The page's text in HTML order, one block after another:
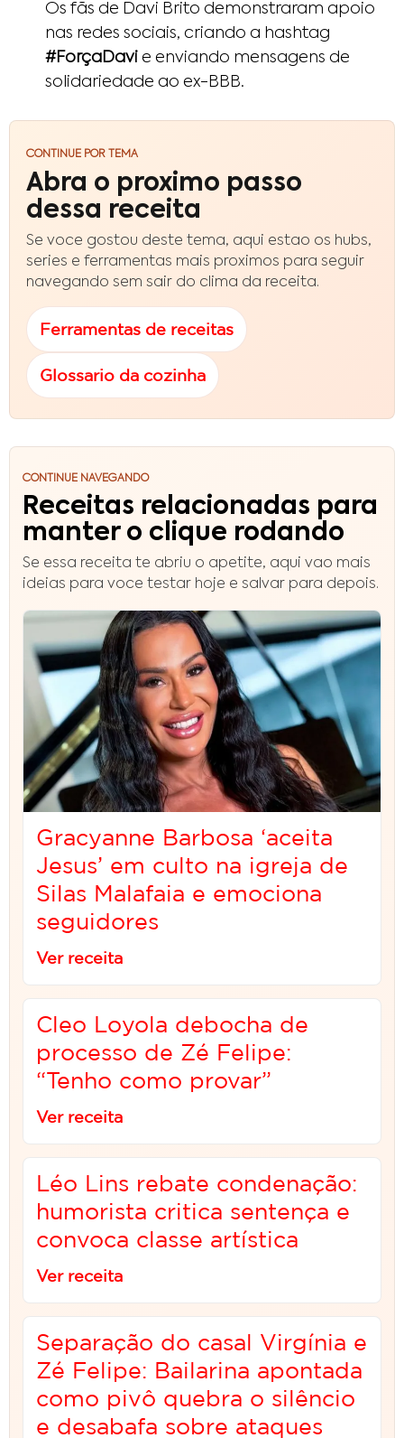
Os fãs de Davi Brito demonstraram apoio
nas redes sociais, criando a hashtag
#ForçaDavi e enviando mensagens de
solidariedade ao ex-BBB.
CONTINUE POR TEMA
Abra o proximo passo
dessa receita
Se voce gostou deste tema, aqui estao os hubs,
series e ferramentas mais proximos para seguir
navegando sem sair do clima da receita.
Ferramentas de receitas
Glossario da cozinha
CONTINUE NAVEGANDO
Receitas relacionadas para
manter o clique rodando
Se essa receita te abriu o apetite, aqui vao mais
ideias para voce testar hoje e salvar para depois.
Gracyanne Barbosa ‘aceita
Jesus’ em culto na igreja de
Silas Malafaia e emociona
seguidores
Ver receita
Cleo Loyola debocha de
processo de Zé Felipe:
“Tenho como provar”
Ver receita
Léo Lins rebate condenação:
humorista critica sentença e
convoca classe artística
Ver receita
Separação do casal Virgínia e
Zé Felipe: Bailarina apontada
como pivô quebra o silêncio
e desabafa sobre ataques